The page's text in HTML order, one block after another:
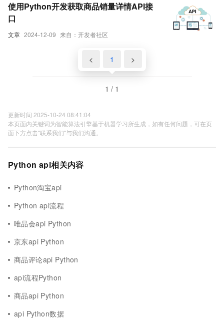
文章 2024-12-09 来自：开发者社区
使用Python开发获取商品销量详情API接
口
< 1 >
1 / 1
更新时间 2025-10-24 08:41:04
本页面内关键词为智能算法引擎基于机器学习所生成，如有任何问题，可在页
面下方点击"联系我们"与我们沟通。
Python api相关内容
Python淘宝api
Python api流程
唯品会api Python
京东api Python
商品评论api Python
api流程Python
商品api Python
api Python数据